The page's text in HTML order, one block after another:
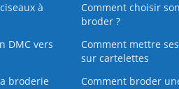
à
Comment choisir
broder ?
DMC vers
Comment mettre
sur cartelettes
broderie
Comment broder